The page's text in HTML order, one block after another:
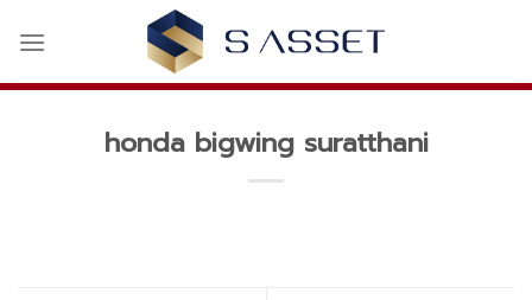
honda bigwing suratthani